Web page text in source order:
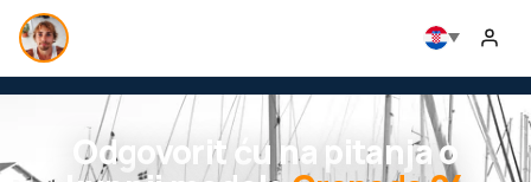
Odgovorit ću na pitanja o